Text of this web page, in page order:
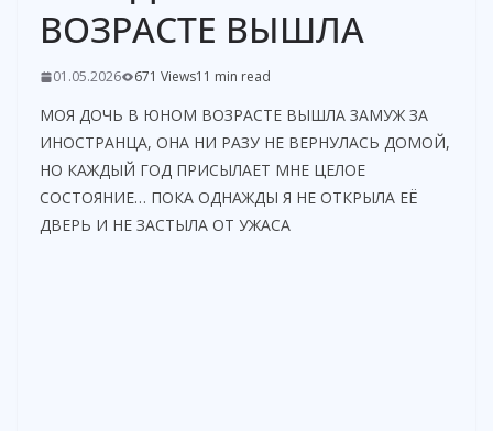
ВОЗРАСТЕ ВЫШЛА
01.05.2026 671 Views11 min read
МОЯ ДОЧЬ В ЮНОМ ВОЗРАСТЕ ВЫШЛА ЗАМУЖ ЗА
ИНОСТРАНЦА, ОНА НИ РАЗУ НЕ ВЕРНУЛАСЬ ДОМОЙ,
НО КАЖДЫЙ ГОД ПРИСЫЛАЕТ МНЕ ЦЕЛОЕ
СОСТОЯНИЕ… ПОКА ОДНАЖДЫ Я НЕ ОТКРЫЛА ЕЁ
ДВЕРЬ И НЕ ЗАСТЫЛА ОТ УЖАСА